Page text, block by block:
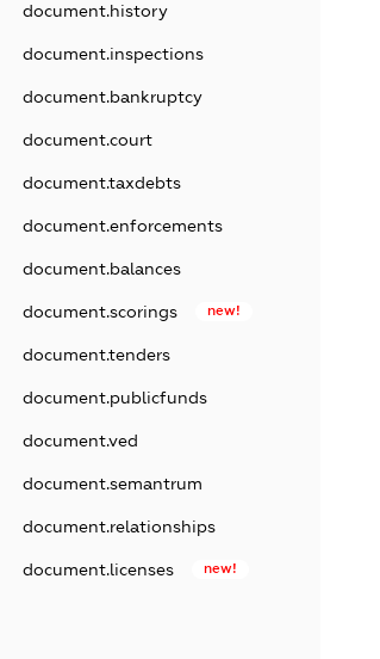
document.history
document.inspections
document.bankruptcy
document.court
document.taxdebts
document.enforcements
document.balances
document.scorings new!
document.tenders
document.publicfunds
document.ved
document.semantrum
document.relationships
document.licenses new!